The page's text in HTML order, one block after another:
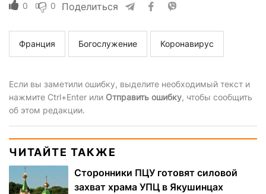
0 0 Поделиться
Франция Богослужение Коронавирус
Если вы заметили ошибку, выделите необходимый текст и
нажмите Ctrl+Enter или Отправить ошибку, чтобы сообщить
об этом редакции.
ЧИТАЙТЕ ТАКЖЕ
Сторонники ПЦУ готовят силовой
захват храма УПЦ в Якушинцах